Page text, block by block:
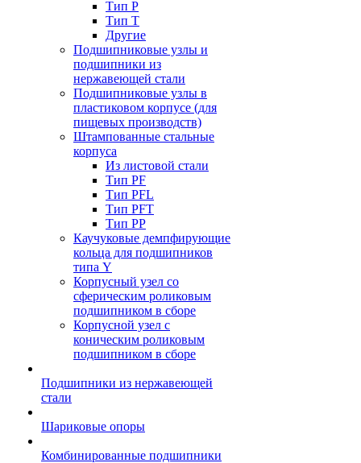
Тип P
Тип T
Другие
Подшипниковые узлы и
подшипники из
нержавеющей стали
Подшипниковые узлы в
пластиковом корпусе (для
пищевых производств)
Штампованные стальные
корпуса
Из листовой стали
Тип PF
Тип PFL
Тип PFT
Тип PP
Каучуковые демпфирующие
кольца для подшипников
типа Y
Корпусный узел со
сферическим роликовым
подшипником в сборе
Корпусной узел с
коническим роликовым
подшипником в сборе
Подшипники из нержавеющей
стали
Шариковые опоры
Комбинированные подшипники